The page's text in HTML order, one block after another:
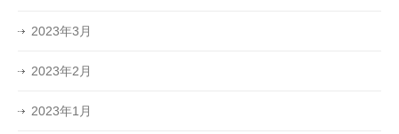
2023年3月
2023年2月
2023年1月